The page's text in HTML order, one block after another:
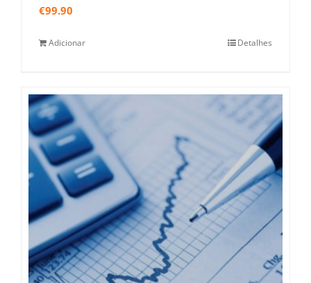
€99.90
Adicionar Detalhes